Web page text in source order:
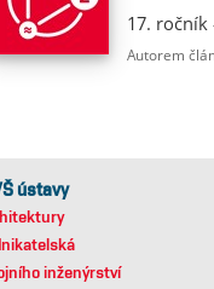
17. ročník
Autorem
ústavy
inženýrství